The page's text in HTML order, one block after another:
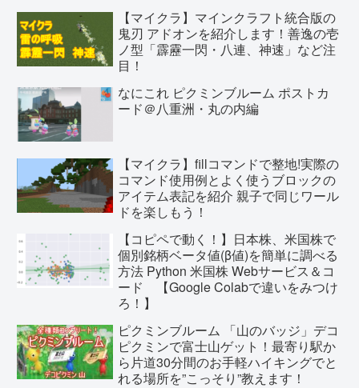
【マイクラ】マインクラフト統合版の
鬼刃 アドオンを紹介します！善逸の壱
ノ型「霹靂一閃・八連、神速」など注
目！
なにこれ ピクミンブルーム ポストカ
ード＠八重洲・丸の内編
【マイクラ】fillコマンドで整地!実際の
コマンド使用例とよく使うブロックの
アイテム表記を紹介 親子で同じワール
ドを楽しもう！
【コピペで動く！】日本株、米国株で
個別銘柄ベータ値(β値)を簡単に調べる
方法 Python 米国株 Webサービス＆コ
ード 【Google Colabで違いをみつけ
ろ！】
ピクミンブルーム 「山のバッジ」デコ
ピクミンで富士山ゲット！最寄り駅か
ら片道30分間のお手軽ハイキングでと
れる場所を”こっそり”教えます！